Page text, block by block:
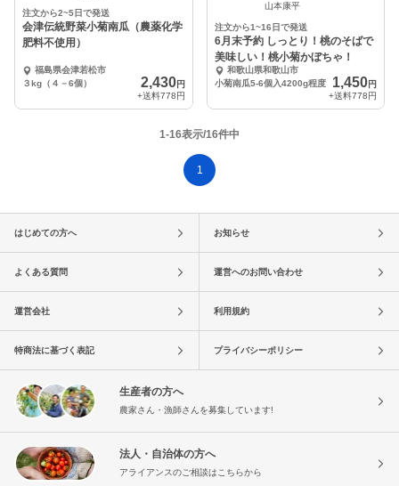
注文から2~5日で発送
会津伝統野菜小菊南瓜（農薬化学
肥料不使用）
福島県会津若松市
３kg（４－6個）
2,430円
+送料778円
山本康平
注文から1~16日で発送
6月末予約 しっとり！桃のそばで
美味しい！桃小菊かぼちゃ！
和歌山県和歌山市
小菊南瓜5-6個入4200g程度
1,450円
+送料778円
1-16表示/16件中
1
はじめての方へ お知らせ
よくある質問 運営へのお問い合わせ
運営会社 利用規約
特商法に基づく表記 プライバシーポリシー
生産者の方へ
農家さん・漁師さんを募集しています!
法人・自治体の方へ
アライアンスのご相談はこちらから